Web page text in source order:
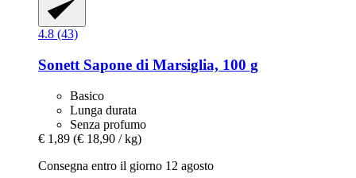
4.8 (43)
Sonett Sapone di Marsiglia, 100 g
Basico
Lunga durata
Senza profumo
€ 1,89 (€ 18,90 / kg)
Consegna entro il giorno 12 agosto